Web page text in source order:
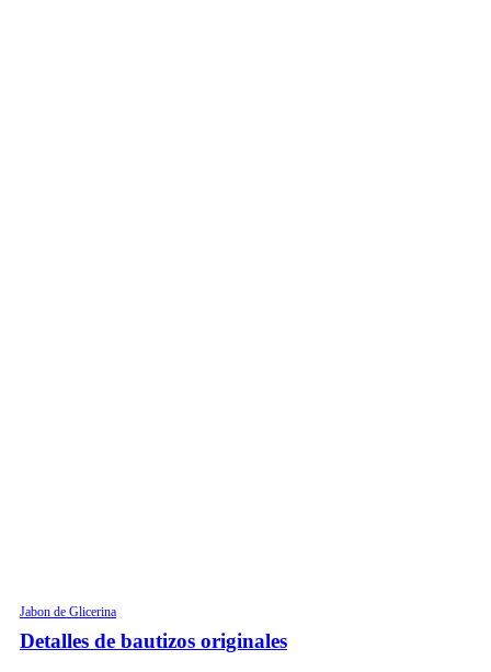
Jabon de Glicerina
Detalles de bautizos originales